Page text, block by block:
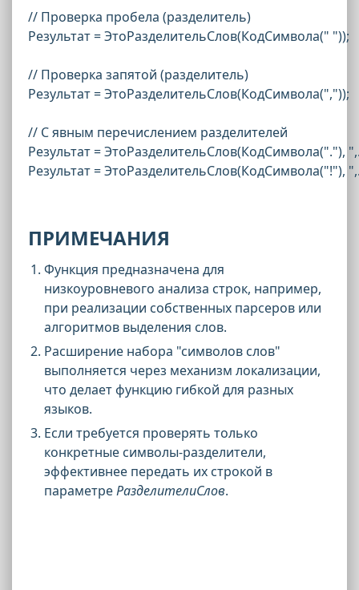
// Проверка пробела (разделитель)
Результат = ЭтоРазделительСлов(КодСимвола(" "));
// Проверка запятой (разделитель)
Результат = ЭтоРазделительСлов(КодСимвола(","));
// С явным перечислением разделителей
Результат = ЭтоРазделительСлов(КодСимвола("."),
Результат = ЭтоРазделительСлов(КодСимвола("!"),
ПРИМЕЧАНИЯ
Функция предназначена для
низкоуровневого анализа строк, например,
при реализации собственных парсеров или
алгоритмов выделения слов.
Расширение набора "символов слов"
выполняется через механизм локализации,
что делает функцию гибкой для разных
языков.
Если требуется проверять только
конкретные символы-разделители,
эффективнее передать их строкой в
параметреРазделителиСлов.